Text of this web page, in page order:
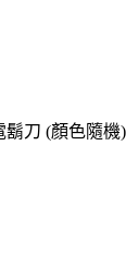
鬍刀 (顏色隨機)